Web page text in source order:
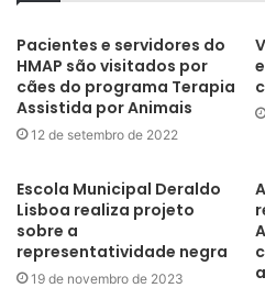
Pacientes e servidores do
HMAP são visitados por
cães do programa Terapia
Assistida por Animais
12 de setembro de 2022
Escola Municipal Deraldo
Lisboa realiza projeto
sobre a
representatividade negra
19 de novembro de 2023